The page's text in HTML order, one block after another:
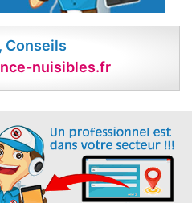
Conseils
nuisibles.fr